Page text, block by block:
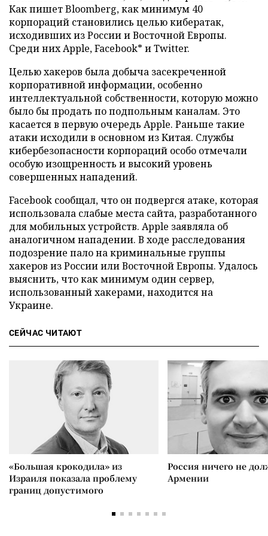
Как пишет Bloomberg, как минимум 40
корпораций становились целью кибератак,
исходивших из России и Восточной Европы.
Среди них Apple, Facebook* и Twitter.
Целью хакеров была добыча засекреченной
корпоративной информации, особенно
интеллектуальной собственности, которую можно
было бы продать по подпольным каналам. Это
касается в первую очередь Apple. Раньше такие
атаки исходили в основном из Китая. Службы
кибербезопасности корпораций особо отмечали
особую изощренность и высокий уровень
совершенных нападений.
Facebook сообщал, что он подвергся атаке, которая
использовала слабые места сайта, разработанного
для мобильных устройств. Apple заявляла об
аналогичном нападении. В ходе расследования
подозрение пало на криминальные группы
хакеров из России или Восточной Европы. Удалось
выяснить, что как минимум один сервер,
использованный хакерами, находится на
Украине.
СЕЙЧАС ЧИТАЮТ
«Большая крокодила» из
Израиля показала проблему
границ допустимого
Россия ничего не
Армении